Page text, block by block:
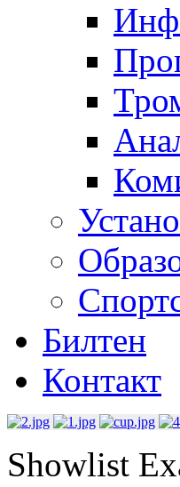
Билтен
Контакт
Showlist